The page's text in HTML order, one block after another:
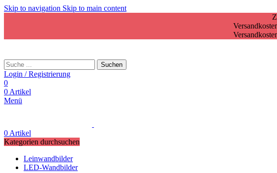
Skip to navigation Skip to main content
Suchen
Login / Registrierung
0
0 Artikel
Menü
0 Artikel
Kategorien durchsuchen
Leinwandbilder
LED-Wandbilder